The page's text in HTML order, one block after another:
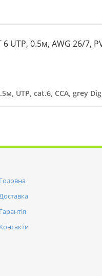
6 UTP, 0.5м, AWG 26/7,
UTP, cat.6, CCA, grey
Головна
Гарантія
Контакти